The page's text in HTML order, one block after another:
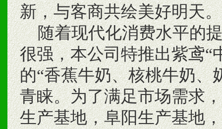
新，与客商共绘美好明天。
随着现代化消费水平的提
很强，本公司特推出紫鸢“
的“香蕉牛奶、核桃牛奶、
青睐。为了满足市场需求
生产基地，阜阳生产基地